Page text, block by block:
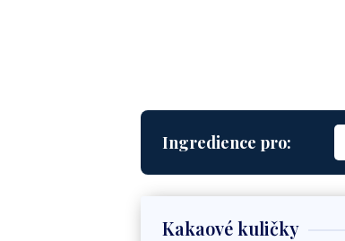
Ingredience pro:
Kakaové kuličky